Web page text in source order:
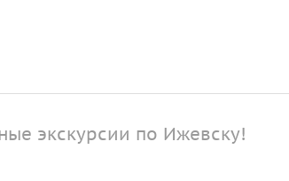
экскурсии по Ижевску!